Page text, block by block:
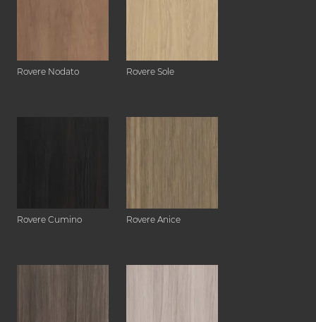
Rovere Nodato Rovere Sole
Rovere Cumino Rovere Anice